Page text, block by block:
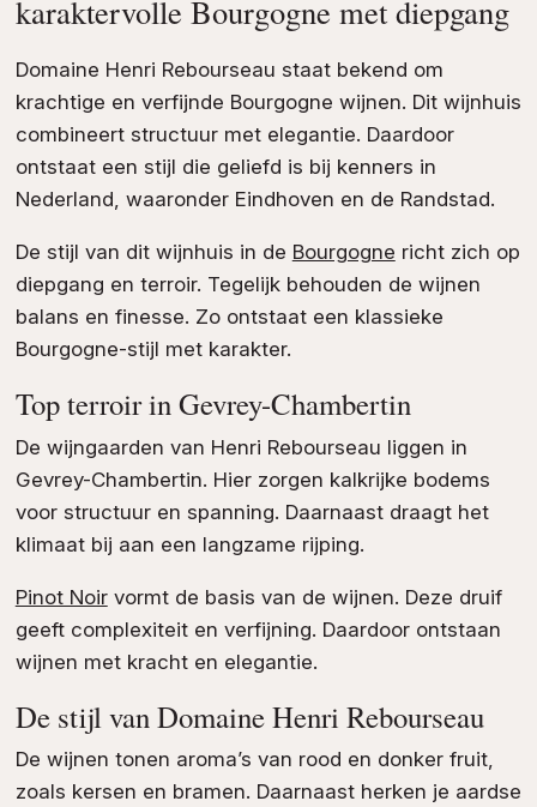
karaktervolle Bourgogne met diepgang
Domaine Henri Rebourseau staat bekend om
krachtige en verfijnde Bourgogne wijnen. Dit wijnhuis
combineert structuur met elegantie. Daardoor
ontstaat een stijl die geliefd is bij kenners in
Nederland, waaronder Eindhoven en de Randstad.
De stijl van dit wijnhuis in de Bourgogne richt zich op
diepgang en terroir. Tegelijk behouden de wijnen
balans en finesse. Zo ontstaat een klassieke
Bourgogne-stijl met karakter.
Top terroir in Gevrey-Chambertin
De wijngaarden van Henri Rebourseau liggen in
Gevrey-Chambertin. Hier zorgen kalkrijke bodems
voor structuur en spanning. Daarnaast draagt het
klimaat bij aan een langzame rijping.
Pinot Noirvormt de basis van de wijnen. Deze druif
geeft complexiteit en verfijning. Daardoor ontstaan
wijnen met kracht en elegantie.
De stijl van Domaine Henri Rebourseau
De wijnen tonen aroma’s van rood en donker fruit,
zoals kersen en bramen. Daarnaast herken je aardse